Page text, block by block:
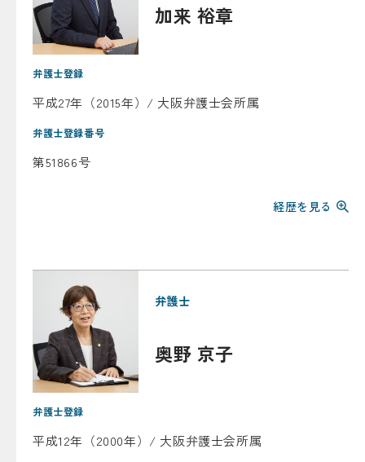
加来 裕章
弁護士登録
平成27年（2015年）/ 大阪弁護士会所属
弁護士登録番号
第51866号
経歴を見る
弁護士
奥野 京子
弁護士登録
平成12年（2000年）/ 大阪弁護士会所属